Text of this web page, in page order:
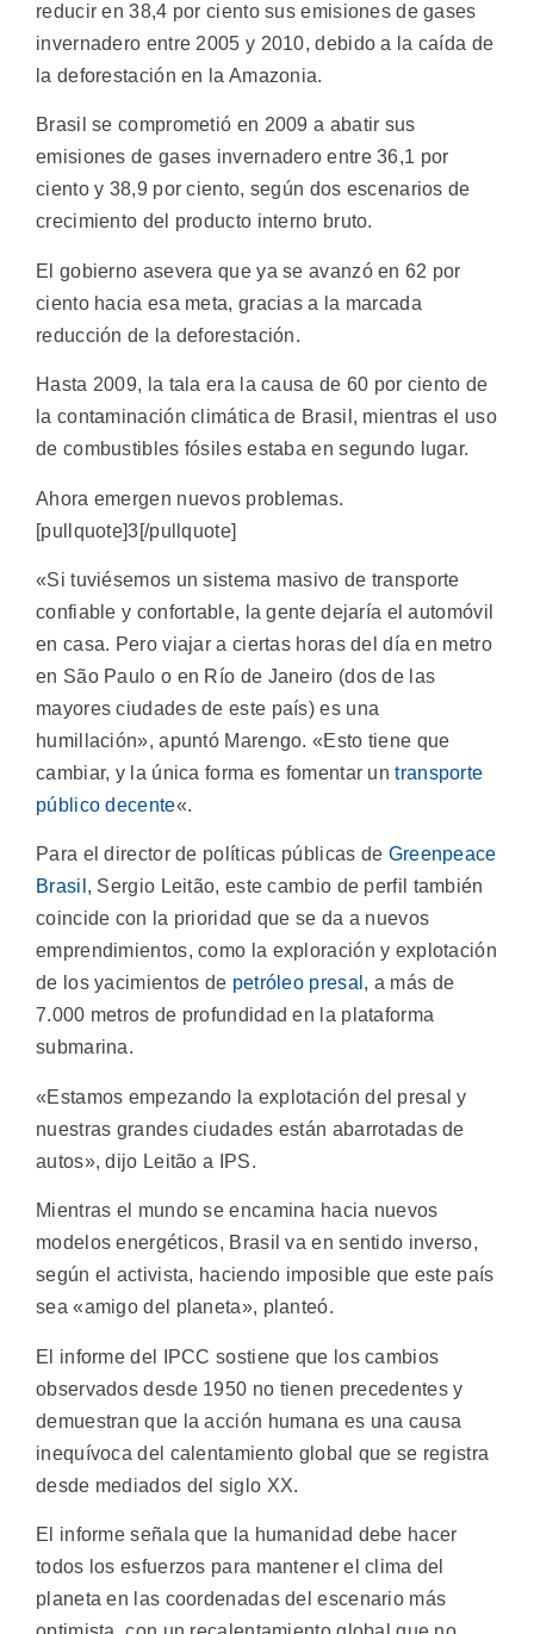
reducir en 38,4 por ciento sus emisiones de gases
invernadero entre 2005 y 2010, debido a la caída de
la deforestación en la Amazonia.
Brasil se comprometió en 2009 a abatir sus
emisiones de gases invernadero entre 36,1 por
ciento y 38,9 por ciento, según dos escenarios de
crecimiento del producto interno bruto.
El gobierno asevera que ya se avanzó en 62 por
ciento hacia esa meta, gracias a la marcada
reducción de la deforestación.
Hasta 2009, la tala era la causa de 60 por ciento de
la contaminación climática de Brasil, mientras el uso
de combustibles fósiles estaba en segundo lugar.
Ahora emergen nuevos problemas.
[pullquote]3[/pullquote]
«Si tuviésemos un sistema masivo de transporte
confiable y confortable, la gente dejaría el automóvil
en casa. Pero viajar a ciertas horas del día en metro
en São Paulo o en Río de Janeiro (dos de las
mayores ciudades de este país) es una
humillación», apuntó Marengo. «Esto tiene que
cambiar, y la única forma es fomentar untransporte
público decente«.
Para el director de políticas públicas de Greenpeace
Brasil , Sergio Leitão, este cambio de perfil también
coincide con la prioridad que se da a nuevos
emprendimientos, como la exploración y explotación
de los yacimientos de petróleo presal , a más de
7.000 metros de profundidad en la plataforma
submarina.
«Estamos empezando la explotación del presal y
nuestras grandes ciudades están abarrotadas de
autos», dijo Leitão a IPS.
Mientras el mundo se encamina hacia nuevos
modelos energéticos, Brasil va en sentido inverso,
según el activista, haciendo imposible que este país
sea «amigo del planeta», planteó.
El informe del IPCC sostiene que los cambios
observados desde 1950 no tienen precedentes y
demuestran que la acción humana es una causa
inequívoca del calentamiento global que se registra
desde mediados del siglo XX.
El informe señala que la humanidad debe hacer
todos los esfuerzos para mantener el clima del
planeta en las coordenadas del escenario más